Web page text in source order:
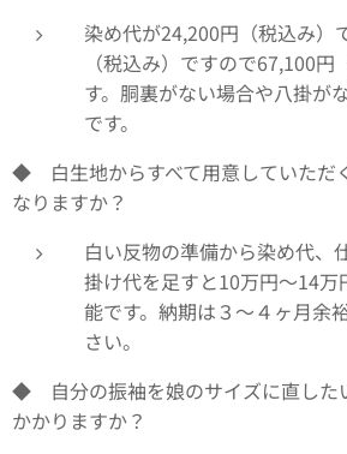
染め代が24,200円（税込み）
（税込み）ですので67,100
す。胴裏がない場合や八掛が
です。
◆ 白生地からすべて用意していただ
なりますか？
白い反物の準備から染め代、
掛け代を足すと10万円～14万
能です。納期は３～４ヶ月余
さい。
◆ 自分の振袖を娘のサイズに直した
かかりますか？